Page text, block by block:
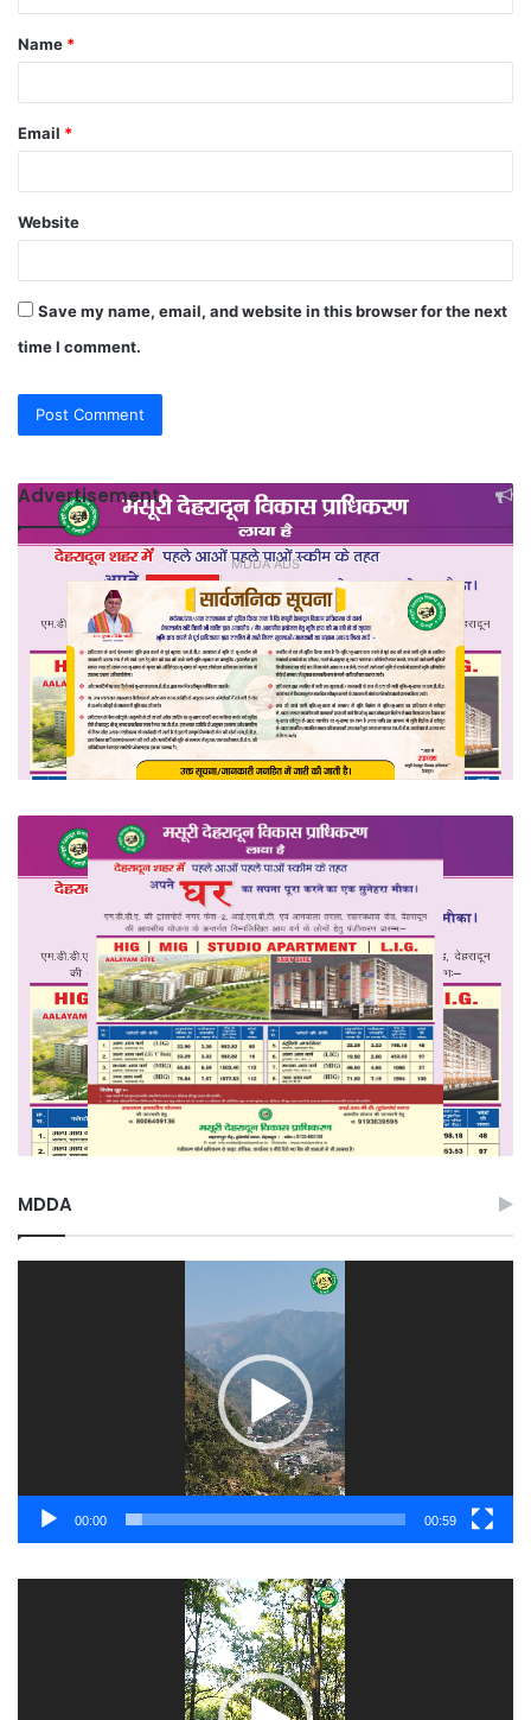
t
*
Name *
Email *
Website
Save my name, email, and website in this browser for the next
time I comment.
Advertisement
MDDA ADS
MDDA
00:00 00:59